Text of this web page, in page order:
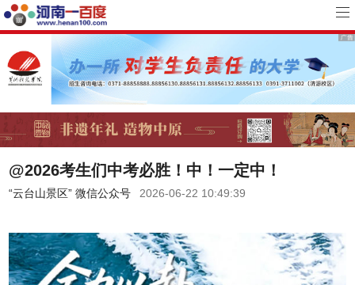
@2026考生们中考必胜！中！一定中！
“云台山景区” 微信公众号 2026-06-22 10:49:39